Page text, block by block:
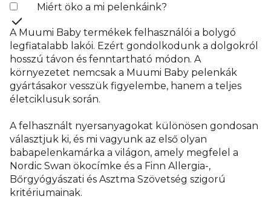
Miért öko a mi pelenkáink?
A Muumi Baby termékek felhasználói a bolygó
legfiatalabb lakói. Ezért gondolkodunk a dolgokról
hosszú távon és fenntartható módon. A
környezetet nemcsak a Muumi Baby pelenkák
gyártásakor vesszük figyelembe, hanem a teljes
életciklusuk során.
A felhasznált nyersanyagokat különösen gondosan
választjuk ki, és mi vagyunk az első olyan
babapelenkamárka a világon, amely megfelel a
Nordic Swan ökocímke és a Finn Allergia-,
Bőrgyógyászati és Asztma Szövetség szigorú
kritériumainak.